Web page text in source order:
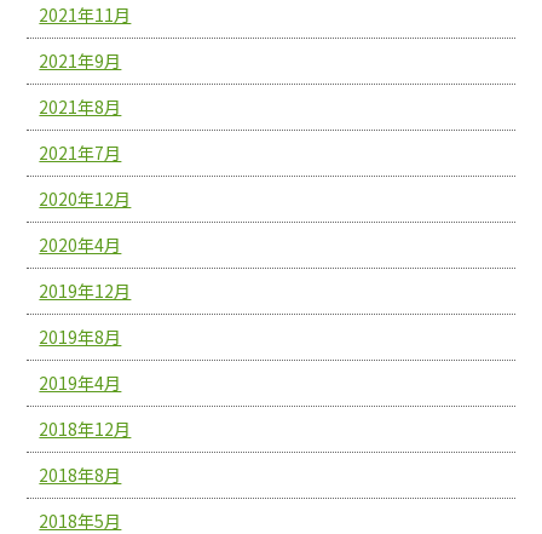
2021年11月
2021年9月
2021年8月
2021年7月
2020年12月
2020年4月
2019年12月
2019年8月
2019年4月
2018年12月
2018年8月
2018年5月